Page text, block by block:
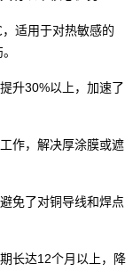
适用于对热敏感的
升30%以上，加速了
作，解决厚涂膜或遮
免了对铜导线和焊点
长达12个月以上，降